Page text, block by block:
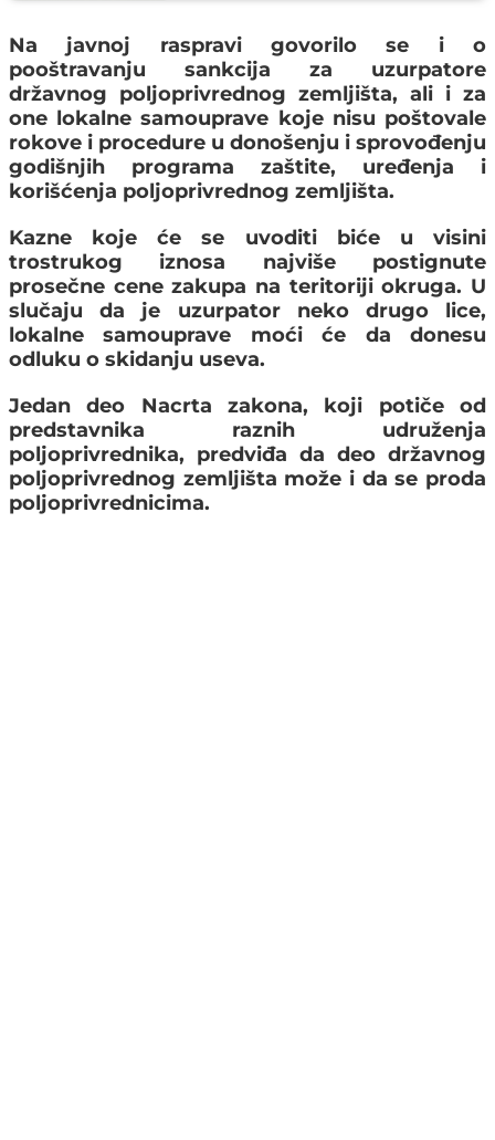
Na javnoj raspravi govorilo se i o
pooštravanju sankcija za uzurpatore
državnog poljoprivrednog zemljišta, ali i za
one lokalne samouprave koje nisu poštovale
rokove i procedure u donošenju i sprovođenju
godišnjih programa zaštite, uređenja i
korišćenja poljoprivrednog zemljišta.
Kazne koje će se uvoditi biće u visini
trostrukog iznosa najviše postignute
prosečne cene zakupa na teritoriji okruga. U
slučaju da je uzurpator neko drugo lice,
lokalne samouprave moći će da donesu
odluku o skidanju useva.
Jedan deo Nacrta zakona, koji potiče od
predstavnika raznih udruženja
poljoprivrednika, predviđa da deo državnog
poljoprivrednog zemljišta može i da se proda
poljoprivrednicima.